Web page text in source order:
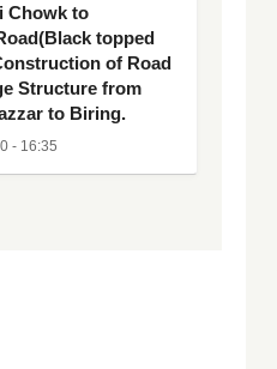
Chowk to
topped
of Road
Structure from
to Biring.
- 16:35